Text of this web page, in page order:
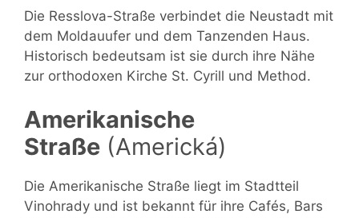
Die Resslova-Straße verbindet die Neustadt mit
dem Moldauufer und dem Tanzenden Haus.
Historisch bedeutsam ist sie durch ihre Nähe
zur orthodoxen Kirche St. Cyrill und Method.
Amerikanische
Straße (Americká)
Die Amerikanische Straße liegt im Stadtteil
Vinohrady und ist bekannt für ihre Cafés, Bars